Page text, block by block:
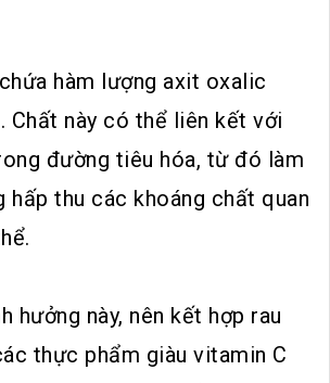
hàm lượng axit oxalic
Chất này có thể liên kết với
đường tiêu hóa, từ đó làm
hấp thu các khoáng chất quan
hưởng này, nên kết hợp rau
thực phẩm giàu vitamin C